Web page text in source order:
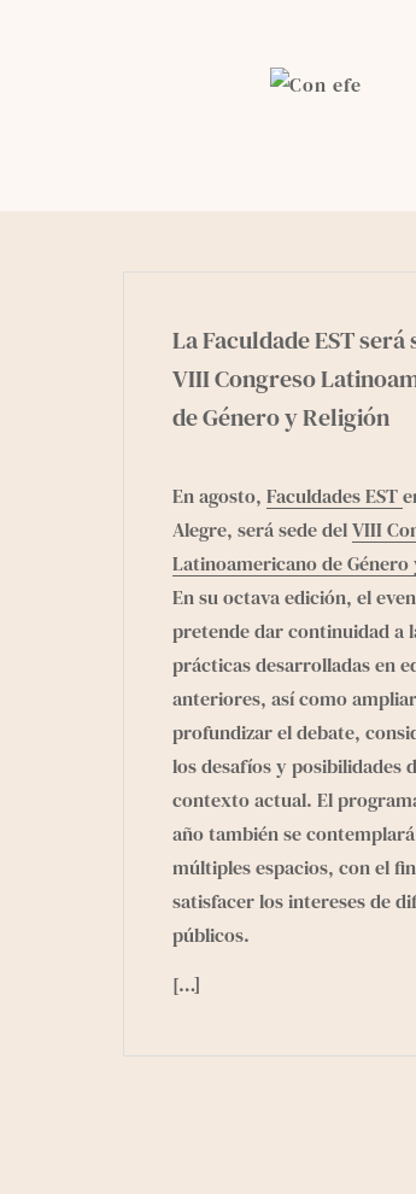
La Faculdade EST será
VIII Congreso
de Género y Religión
En agosto, Faculdades EST
Alegre, será sede delVIII
Latinoamericano de Género
En su octava edición, el
pretende dar continuidad a
prácticas desarrolladas en
anteriores, así como
profundizar el debate,
los desafíos y posibilidades
contexto actual. El
año también se
múltiples espacios, con el
satisfacer los intereses de
públicos.
[…]